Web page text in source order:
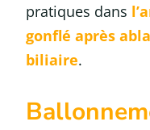
pratiques dans
gonflé après
biliaire.